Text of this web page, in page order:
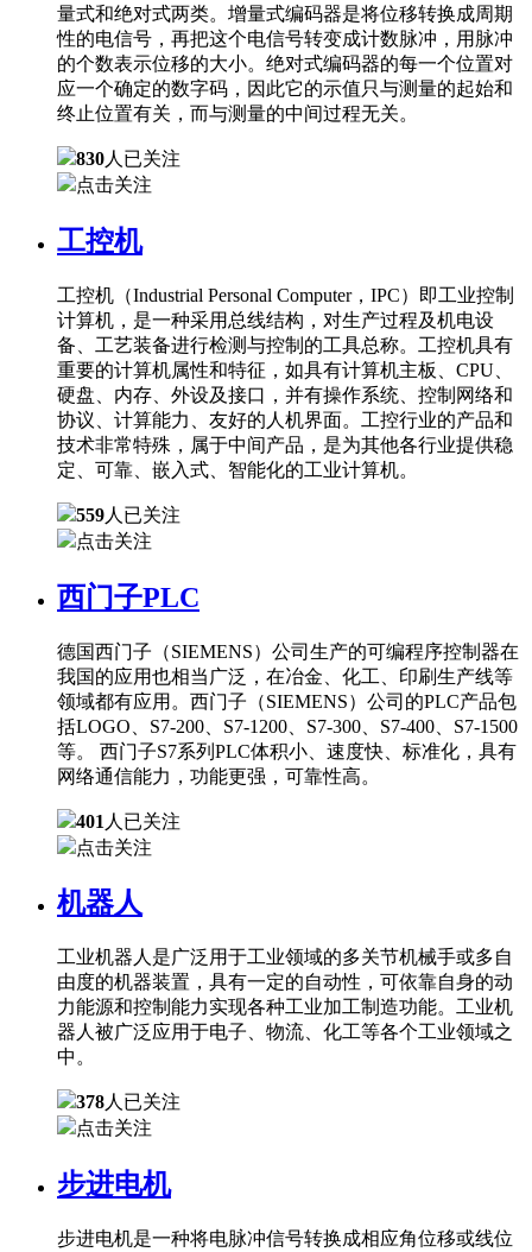
量式和绝对式两类。增量式编码器是将位移转换成周期
性的电信号，再把这个电信号转变成计数脉冲，用脉冲
的个数表示位移的大小。绝对式编码器的每一个位置对
应一个确定的数字码，因此它的示值只与测量的起始和
终止位置有关，而与测量的中间过程无关。
830人已关注
点击关注
工控机
工控机（Industrial Personal Computer，IPC）即工业控制
计算机，是一种采用总线结构，对生产过程及机电设
备、工艺装备进行检测与控制的工具总称。工控机具有
重要的计算机属性和特征，如具有计算机主板、CPU、
硬盘、内存、外设及接口，并有操作系统、控制网络和
协议、计算能力、友好的人机界面。工控行业的产品和
技术非常特殊，属于中间产品，是为其他各行业提供稳
定、可靠、嵌入式、智能化的工业计算机。
559人已关注
点击关注
西门子PLC
德国西门子（SIEMENS）公司生产的可编程序控制器在
我国的应用也相当广泛，在冶金、化工、印刷生产线等
领域都有应用。西门子（SIEMENS）公司的PLC产品包
括LOGO、S7-200、S7-1200、S7-300、S7-400、S7-1500
等。 西门子S7系列PLC体积小、速度快、标准化，具有
网络通信能力，功能更强，可靠性高。
401 人已关注
点击关注
机器人
工业机器人是广泛用于工业领域的多关节机械手或多自
由度的机器装置，具有一定的自动性，可依靠自身的动
力能源和控制能力实现各种工业加工制造功能。工业机
器人被广泛应用于电子、物流、化工等各个工业领域之
中。
378人已关注
点击关注
步进电机
步进电机是一种将电脉冲信号转换成相应角位移或线位